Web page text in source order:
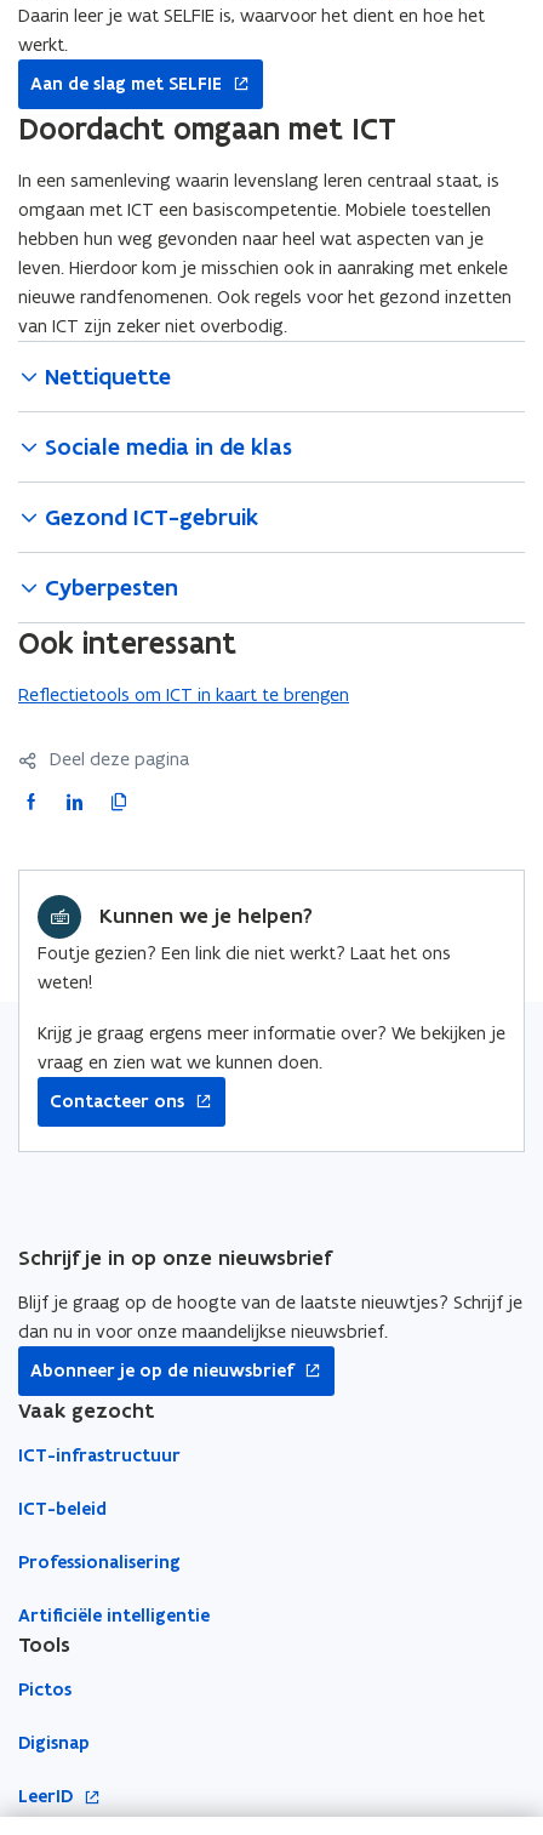
Daarin leer je wat SELFIE is, waarvoor het dient en hoe het
werkt.
Aan de slag met SELFIE
nieuw
venster
Doordacht omgaan met ICT
In een samenleving waarin levenslang leren centraal staat, is
omgaan met ICT een basiscompetentie. Mobiele toestellen
hebben hun weg gevonden naar heel wat aspecten van je
leven. Hierdoor kom je misschien ook in aanraking met enkele
nieuwe randfenomenen. Ook regels voor het gezond inzetten
van ICT zijn zeker niet overbodig.
Nettiquette
Sociale media in de klas
Gezond ICT-gebruik
Cyberpesten
Ook interessant
Reflectietools om ICT in kaart te brengen
Deel deze pagina
F
t
i
e
u
w
e
s
t
r
L
e
d
i
o
p
t
i
e
u
w
v
e
s
r
K
e
e
i
n
k
a
l
e
m
b
o
r
Kunnen we je helpen?
Foutje gezien? Een link die niet werkt? Laat het ons
weten!
Krijg je graag ergens meer informatie over? We bekijken je
vraag en zien wat we kunnen doen.
Contacteer ons
Schrijf je in op onze nieuwsbrief
Blijf je graag op de hoogte van de laatste nieuwtjes? Schrijf je
dan nu in voor onze maandelijkse nieuwsbrief.
Abonneer je op de nieuwsbrief
opent
nieuw
Vaak gezocht
ICT-infrastructuur
ICT-beleid
Professionalisering
Artificiële intelligentie
Tools
Pictos
Digisnap
LeerID
o
p